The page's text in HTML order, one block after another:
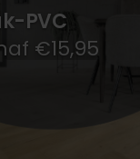
PVC
€15,95